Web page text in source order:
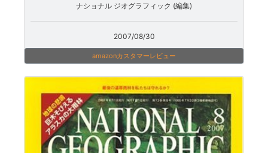
ナショナル ジオグラフィック (編集)
2007/08/30
amazonカスタマーレビュー